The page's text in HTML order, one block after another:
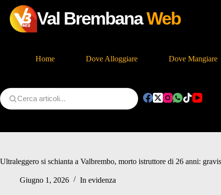
Val BrembanaWeb
Home Dove Alloggiare Dove Mangiare
Ultraleggero si schianta a Valbrembo, morto istruttore di 26 anni:
Giugno 1, 2026 In evidenza